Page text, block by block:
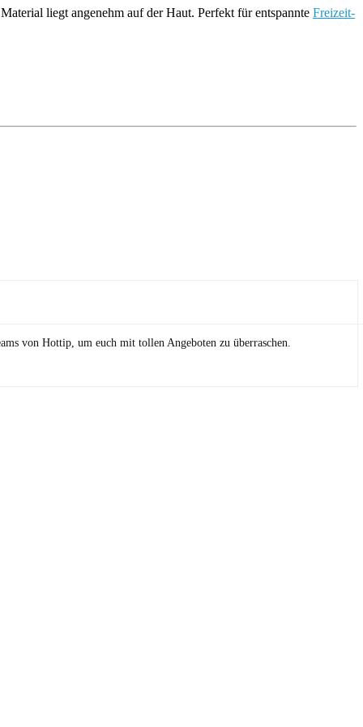
liegt angenehm auf der Haut. Perfekt für entspannte Freizeit-
von Hottip, um euch mit tollen Angeboten zu überraschen.